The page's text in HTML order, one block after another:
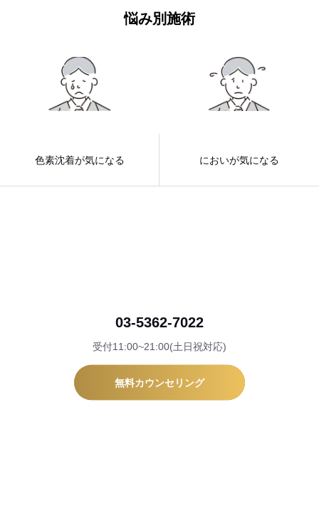
悩み別施術
色素沈着が気になる においが気になる
03-5362-7022
受付11:00~21:00(土日祝対応)
無料カウンセリング